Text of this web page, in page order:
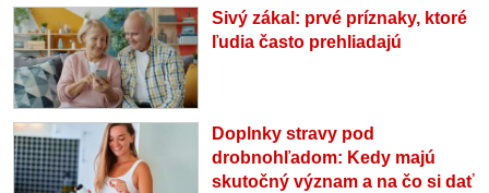
Sivý zákal: prvé príznaky, ktoré
ľudia často prehliadajú
Doplnky stravy pod
drobnohľadom: Kedy majú
skutočný význam a na čo si dať